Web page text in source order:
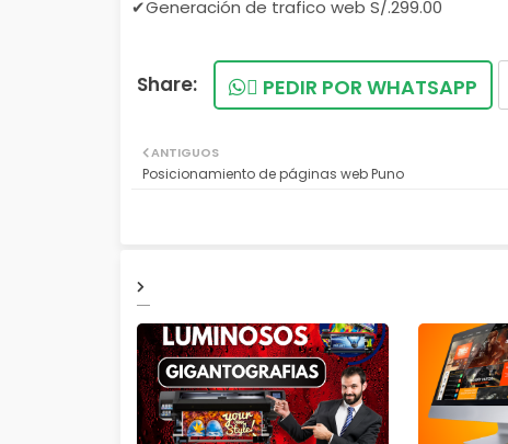
✔Generación de trafico web S/.299.00
PEDIR POR WHATSAPP
ANTIGUOS
Posicionamiento de páginas web Puno